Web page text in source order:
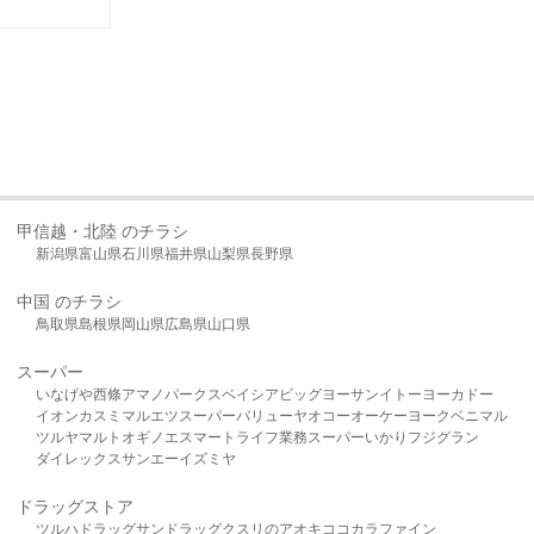
甲信越・北陸 のチラシ
新潟県富山県石川県福井県山梨県長野県
中国 のチラシ
鳥取県島根県岡山県広島県山口県
スーパー
いなげや西條アマノパークスベイシア ビッグヨーサンイトーヨーカドー
イオンカスミ マルエツスーパーバリューヤオコーオーケー ヨークベニマル
ツルヤマルト オギノ エスマート ライフ業務スーパーいかり フジグラン
ダイレックスサンエーイズミヤ
ドラッグストア
ツルハドラッグサンドラッグクスリのアオキ ココカラファイン